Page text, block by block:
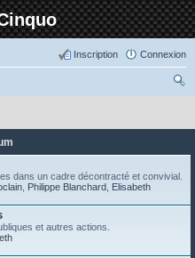
Connexion
Inscription
dans un cadre décontracté et convivial.
Philippe Blanchard Elisabeth
et autres actions.